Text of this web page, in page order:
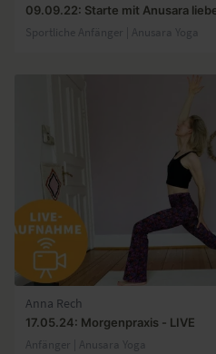
09.09.22: Starte mit Anusara
Sportliche Anfänger | Anusara Yoga
Anna Rech
17.05.24: Morgenpraxis - LIVE
Anfänger | Anusara Yoga